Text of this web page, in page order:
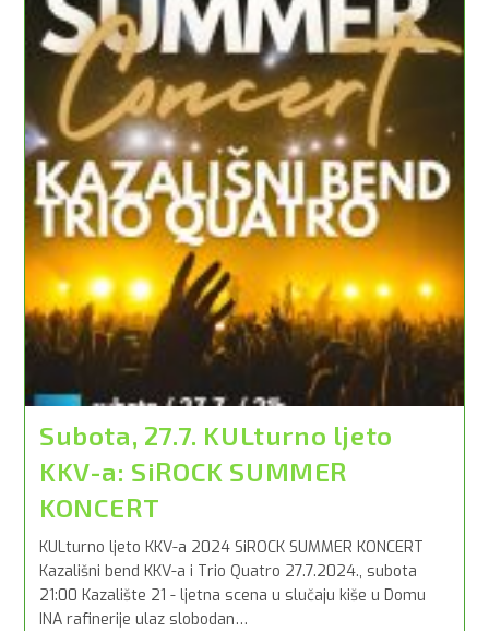
A:
POP
KVIZ
KKV-
A
Subota, 27.7. KULturno ljeto
KKV-a: SiROCK SUMMER
KONCERT
KULturno ljeto KKV-a 2024 SiROCK SUMMER KONCERT
Kazališni bend KKV-a i Trio Quatro 27.7.2024., subota
21:00 Kazalište 21 - ljetna scena u slučaju kiše u Domu
INA rafinerije ulaz slobodan…